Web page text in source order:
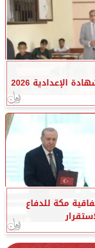
الإعدادية 2026
مكة للدفاع